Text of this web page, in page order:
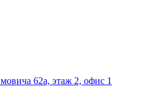
62а, этаж 2, офис 1